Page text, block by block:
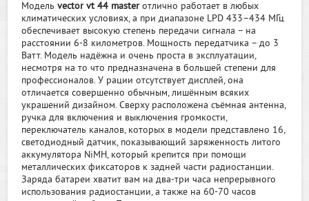
Модельvector vt 44 master отлично работает в любых
климатических условиях, а при диапазоне LPD 433–434 МГц
обеспечивает высокую степень передачи сигнала – на
расстоянии 6-8 километров. Мощность передатчика – до 3
Ватт. Модель надёжна и очень проста в эксплуатации,
несмотря на то что предназначена в большей степени для
профессионалов. У рации отсутствует дисплей, она
отличается совершенно обычным, лишённым всяких
украшений дизайном. Сверху расположена съёмная антенна,
ручка для включения и выключения громкости,
переключатель каналов, которых в модели представлено 16,
светодиодный датчик, показывающий заряженность литого
аккумулятора NiMH, который крепится при помощи
металлических фиксаторов к задней части радиостанции.
Заряда батареи хватит вам на два-три часа непрерывного
использования радиостанции, а также на 60-70 часов